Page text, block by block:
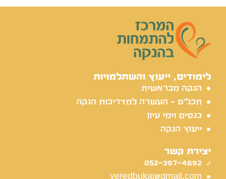
לימודים, ייעוץ והשתלמויות
הנקה מבראשית
תכל'ס - העשרה למדריכות הנקה
כנסים וימי עיון
ייעוץ הנקה
יצירת קשר
052-397-4692
veredbukai@gmail.com